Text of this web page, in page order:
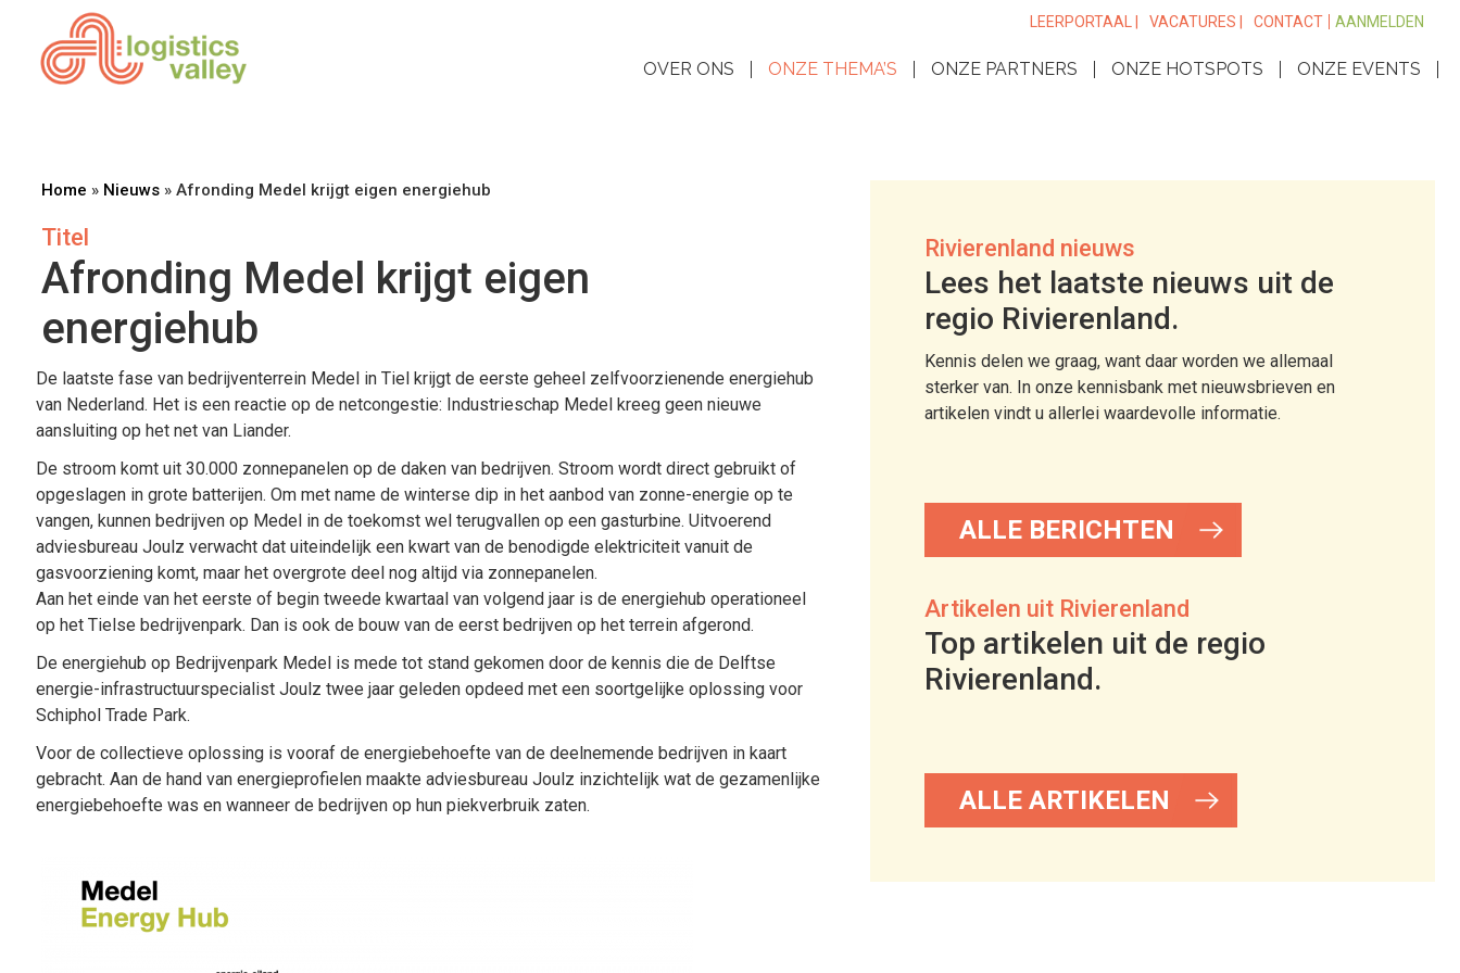
LEERPORTAAL | VACATURES | CONTACT AANMELDEN
OVER ONS ONZE THEMA’S ONZE PARTNERS ONZE HOTSPOTS ONZE EVENTS
Home » Nieuws» Afronding Medel krijgt eigen energiehub
Titel
Afronding Medel krijgt eigen
energiehub
De laatste fase van bedrijventerrein Medel in Tiel krijgt de eerste geheel zelfvoorzienende energiehub
van Nederland. Het is een reactie op de netcongestie: Industrieschap Medel kreeg geen nieuwe
aansluiting op het net van Liander.
De stroom komt uit 30.000 zonnepanelen op de daken van bedrijven. Stroom wordt direct gebruikt of
opgeslagen in grote batterijen. Om met name de winterse dip in het aanbod van zonne-energie op te
vangen, kunnen bedrijven op Medel in de toekomst wel terugvallen op een gasturbine. Uitvoerend
adviesbureau Joulz verwacht dat uiteindelijk een kwart van de benodigde elektriciteit vanuit de
gasvoorziening komt, maar het overgrote deel nog altijd via zonnepanelen.
Aan het einde van het eerste of begin tweede kwartaal van volgend jaar is de energiehub operationeel
op het Tielse bedrijvenpark. Dan is ook de bouw van de eerst bedrijven op het terrein afgerond.
De energiehub op Bedrijvenpark Medel is mede tot stand gekomen door de kennis die de Delftse
energie-infrastructuurspecialist Joulz twee jaar geleden opdeed met een soortgelijke oplossing voor
Schiphol Trade Park.
Voor de collectieve oplossing is vooraf de energiebehoefte van de deelnemende bedrijven in kaart
gebracht. Aan de hand van energieprofielen maakte adviesbureau Joulz inzichtelijk wat de gezamenlijke
energiebehoefte was en wanneer de bedrijven op hun piekverbruik zaten.
Rivierenland nieuws
Lees het laatste nieuws uit de
regio Rivierenland.
Kennis delen we graag, want daar worden we allemaal
sterker van. In onze kennisbank met nieuwsbrieven en
artikelen vindt u allerlei waardevolle informatie.
ALLE BERICHTEN
Artikelen uit Rivierenland
Top artikelen uit de regio
Rivierenland.
ALLE ARTIKELEN